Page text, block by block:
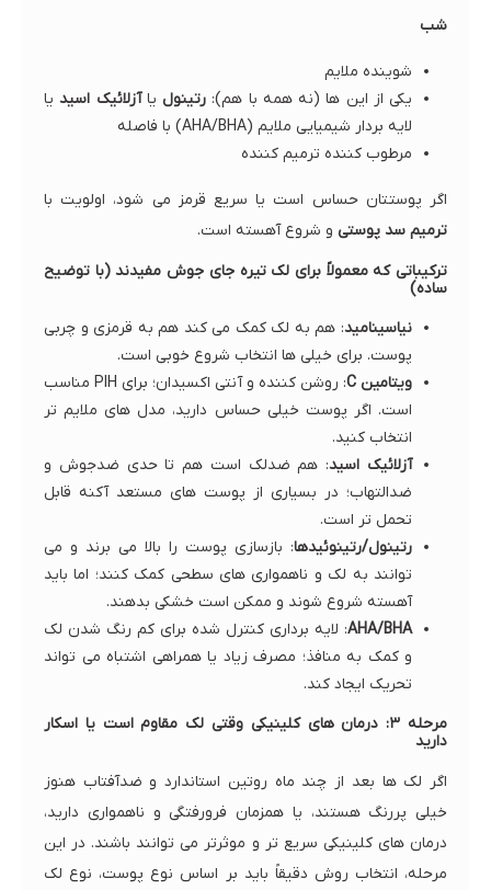
شب
شوینده ملایم
یکی از این ها (نه همه با هم): رتینول یاآزلائیک اسیدیا
لایه بردار شیمیایی ملایم (AHA/BHA) با فاصله
مرطوب کننده ترمیم کننده
اگر پوستتان حساس است یا سریع قرمز می شود، اولویت با
ترمیم سد پوستی و شروع آهسته است.
ترکیباتی که معمولاً برای لک تیره جای جوش مفیدند (با توضیح
ساده)
نیاسینامید: هم به لک کمک می کند هم به قرمزی و چربی
پوست. برای خیلی ها انتخاب شروع خوبی است.
ویتامین C
: روشن کننده و آنتی اکسیدان؛ برای PIH مناسب
است. اگر پوست خیلی حساس دارید، مدل های ملایم تر
انتخاب کنید.
آزلائیک اسید: هم ضدلک است هم تا حدی ضدجوش و
ضدالتهاب؛ در بسیاری از پوست های مستعد آکنه قابل
تحمل تر است.
رتینول/رتینوئیدها: بازسازی پوست را بالا می برند و می
توانند به لک و ناهمواری های سطحی کمک کنند؛ اما باید
آهسته شروع شوند و ممکن است خشکی بدهند.
AHA/BHA: لایه برداری کنترل شده برای کم رنگ شدن لک
و کمک به منافذ؛ مصرف زیاد یا همراهی اشتباه می تواند
تحریک ایجاد کند.
مرحله ۳: درمان های کلینیکی وقتی لک مقاوم است یا اسکار
دارید
اگر لک ها بعد از چند ماه روتین استاندارد و ضدآفتاب هنوز
خیلی پررنگ هستند، یا همزمان فرورفتگی و ناهمواری دارید،
درمان های کلینیکی سریع تر و موثرتر می توانند باشند. در این
مرحله، انتخاب روش دقیقاً باید بر اساس نوع پوست، نوع لک